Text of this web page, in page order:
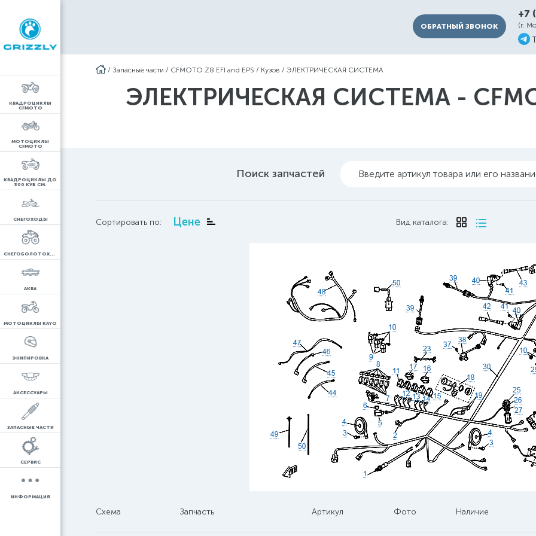
КВАДРОЦИКЛЫ
CFMOTO
МОТОЦИКЛЫ
CFMOTO
КВАДРОЦИКЛЫ ДО
300 КУБ СМ.
СНЕГОХОДЫ
СНЕГОБОЛОТОХОДЫ
АКВА
МОТОЦИКЛЫ KAYO
ЭКИПИРОВКА
АКСЕССУАРЫ
ЗАПАСНЫЕ ЧАСТИ
СЕРВИС
ИНФОРМАЦИЯ
ОБРАТНЫЙ ЗВОНОК
+7
(г.
/ Запасные части / CFMOTO Z8 EFI and EPS / Кузов / ЭЛЕКТРИЧЕСКАЯ СИСТЕМА
ЭЛЕКТРИЧЕСКАЯ СИСТЕМА -
Поиск запчастей Введите артикул товара или его
Сортировать по: Цене Вид каталога:
Схема Запчасть Артикул Фото Наличие